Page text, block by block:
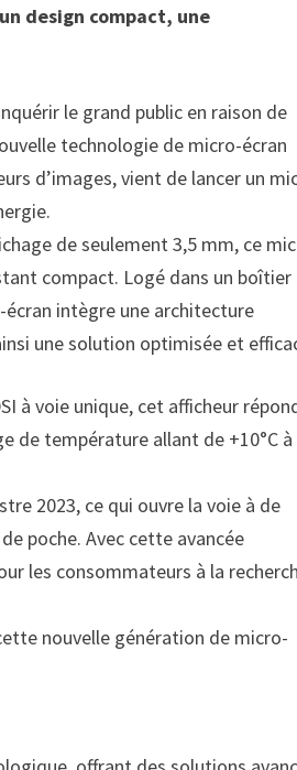
design compact, une
le grand public en raison de
technologie de micro-écran
d’images, vient de lancer un
de seulement 3,5 mm, ce
compact. Logé dans un boîtier
écran intègre une architecture
une solution optimisée et
à voie unique, cet afficheur
de température allant de +10°C à
2023, ce qui ouvre la voie à de
poche. Avec cette avancée
les consommateurs à la
nouvelle génération de micro-